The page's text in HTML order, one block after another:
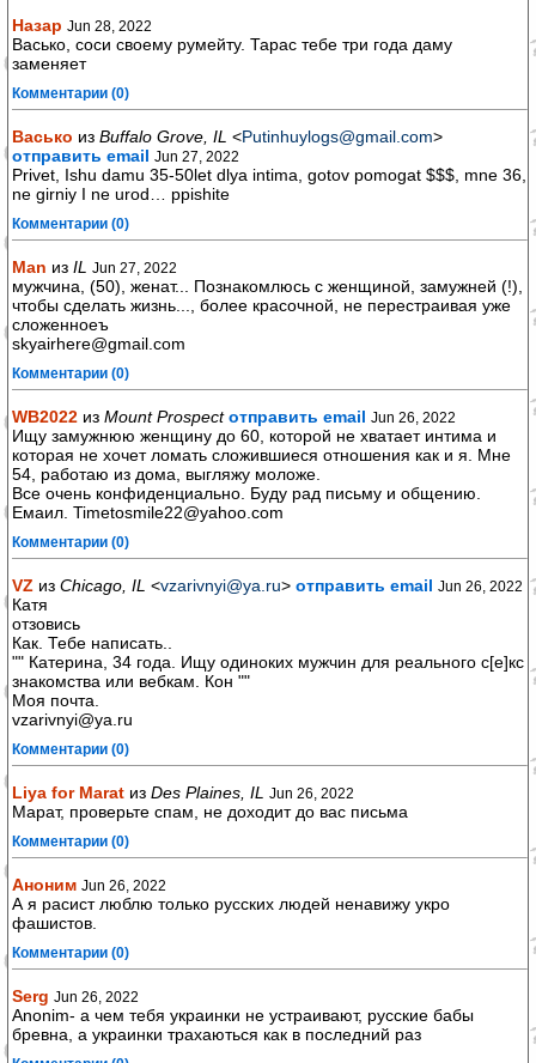
Назар Jun 28, 2022
Васько, соси своему румейту. Тарас тебе три года даму
заменяет
Комментарии (0)
Васько из Buffalo Grove, IL <Putinhuylogs@gmail.com>
отправить email Jun 27, 2022
Privet, Ishu damu 35-50let dlya intima, gotov pomogat $$$, mne 36,
ne girniy I ne urod… ppishite
Комментарии (0)
Man из IL Jun 27, 2022
мужчина, (50), женат... Познакомлюсь с женщиной, замужней (!),
чтобы сделать жизнь..., более красочной, не перестраивая уже
сложенноеъ
skyairhere@gmail.com
Комментарии (0)
WB2022 из Mount Prospect отправить email Jun 26, 2022
Ищу замужнюю женщину до 60, которой не хватает интима и
которая не хочет ломать сложившиеся отношения как и я. Мне
54, работаю из дома, выгляжу моложе.
Все очень конфиденциально. Буду рад письму и общению.
Емаил. Timetosmile22@yahoo.com
Комментарии (0)
VZ из Chicago, IL <vzarivnyi@ya.ru> отправить email Jun 26, 2022
Катя
отзовись
Как. Тебе написать..
"" Катерина, 34 года. Ищу одиноких мужчин для реального с[е]кс
знакомства или вебкам. Кон ""
Моя почта.
vzarivnyi@ya.ru
Комментарии (0)
Liya for Marat из Des Plaines, IL Jun 26, 2022
Марат, проверьте спам, не доходит до вас письма
Комментарии (0)
Аноним Jun 26, 2022
А я расист люблю только русских людей ненавижу укро
фашистов.
Комментарии (0)
Serg Jun 26, 2022
Anonim- а чем тебя украинки не устраивают, русские бабы
бревна, а украинки трахаються как в последний раз